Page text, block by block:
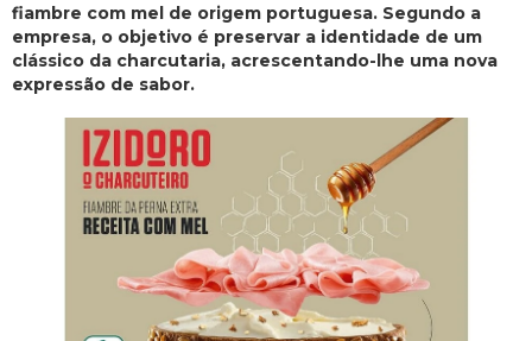
fiambre com mel de origem portuguesa. Segundo a
empresa, o objetivo é preservar a identidade de um
clássico da charcutaria, acrescentando-lhe uma nova
expressão de sabor.